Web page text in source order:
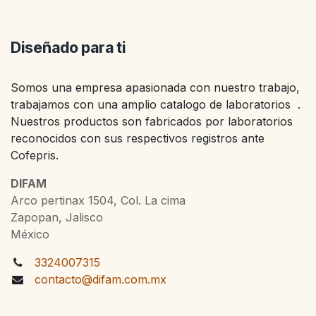
Diseñado para ti
Somos una empresa apasionada con nuestro trabajo,
trabajamos con una amplio catalogo de laboratorios .
Nuestros productos son fabricados por laboratorios
reconocidos con sus respectivos registros ante
Cofepris.
DIFAM
Arco pertinax 1504, Col. La cima
Zapopan, Jalisco
México
3324007315
contacto@difam.com.mx